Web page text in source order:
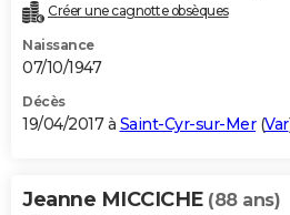
Créer une cagnotte obsèques
Naissance
07/10/1947
Décès
19/04/2017 à Saint-Cyr-sur-Mer(Var
Jeanne MICCICHE (88 ans)